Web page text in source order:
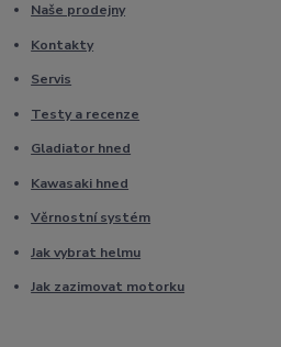
Naše prodejny
Kontakty
Servis
Testy a recenze
Gladiator hned
Kawasaki hned
Věrnostní systém
Jak vybrat helmu
Jak zazimovat motorku